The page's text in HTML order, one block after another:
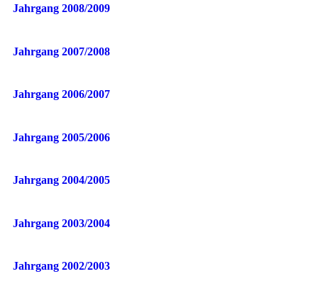
Jahrgang 2008/2009
Jahrgang 2007/2008
Jahrgang 2006/2007
Jahrgang 2005/2006
Jahrgang 2004/2005
Jahrgang 2003/2004
Jahrgang 2002/2003